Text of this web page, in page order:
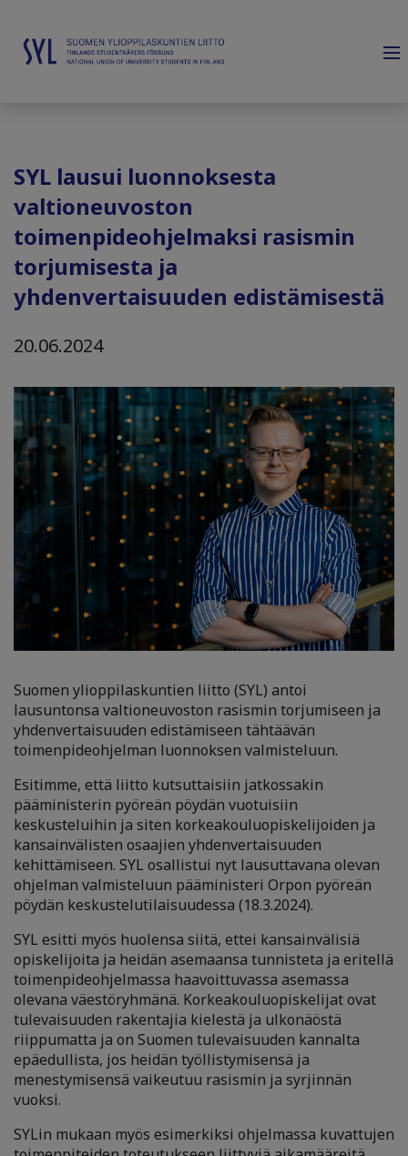
SYL lausui luonnoksesta
valtioneuvoston
toimenpideohjelmaksi rasismin
torjumisesta ja
yhdenvertaisuuden edistämisestä
20.06.2024
Suomen ylioppilaskuntien liitto (SYL) antoi
lausuntonsa valtioneuvoston rasismin torjumiseen ja
yhdenvertaisuuden edistämiseen tähtäävän
toimenpideohjelman luonnoksen valmisteluun.
Esitimme, että liitto kutsuttaisiin jatkossakin
pääministerin pyöreän pöydän vuotuisiin
keskusteluihin ja siten korkeakouluopiskelijoiden ja
kansainvälisten osaajien yhdenvertaisuuden
kehittämiseen. SYL osallistui nyt lausuttavana olevan
ohjelman valmisteluun pääministeri Orpon pyöreän
pöydän keskustelutilaisuudessa (18.3.2024).
SYL esitti myös huolensa siitä, ettei kansainvälisiä
opiskelijoita ja heidän asemaansa tunnisteta ja eritellä
toimenpideohjelmassa haavoittuvassa asemassa
olevana väestöryhmänä. Korkeakouluopiskelijat ovat
tulevaisuuden rakentajia kielestä ja ulkonäöstä
riippumatta ja on Suomen tulevaisuuden kannalta
epäedullista, jos heidän työllistymisensä ja
menestymisensä vaikeutuu rasismin ja syrjinnän
vuoksi.
SYLin mukaan myös esimerkiksi ohjelmassa kuvattujen